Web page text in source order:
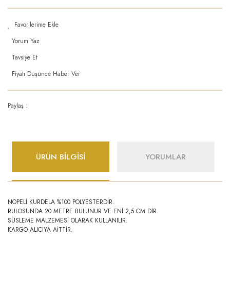
Yorum Yaz
Tavsiye Et
Fiyatı Düşünce Haber Ver
Paylaş :
ÜRÜN BİLGİSİ YORUMLAR
NOPELİ KURDELA %100 POLYESTERDİR.
RULOSUNDA 20 METRE BULUNUR VE ENİ 2,5 CM DİR.
SÜSLEME MALZEMESİ OLARAK KULLANILIR.
KARGO ALICIYA AİTTİR.